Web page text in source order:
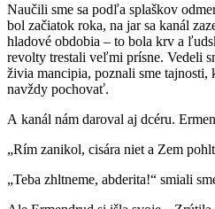
Naučili sme sa podľa splaškov
bol začiatok roka, na jar sa kanál
hladové obdobia – to bola krv a
revolty trestali veľmi prísne. Vedeli
živia mancipia, poznali sme
navždy pochovať.
A kanál nám daroval aj dcéru.
„Rím zanikol, cisára niet a Zem
„Teba zhltneme, abderita!“ smiali